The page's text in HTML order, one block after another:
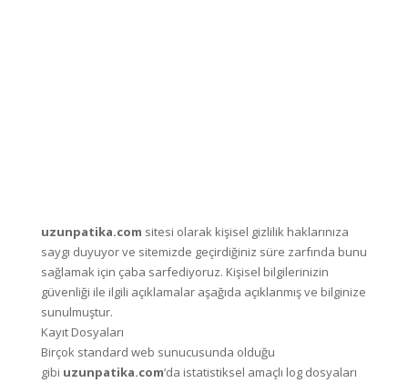
uzunpatika.com sitesi olarak kişisel gizlilik haklarınıza
saygı duyuyor ve sitemizde geçirdiğiniz süre zarfında bunu
sağlamak için çaba sarfediyoruz. Kişisel bilgilerinizin
güvenliği ile ilgili açıklamalar aşağıda açıklanmış ve bilginize
sunulmuştur.
Kayıt Dosyaları
Birçok standard web sunucusunda olduğu
gibi uzunpatika.com‘da istatistiksel amaçlı log dosyaları